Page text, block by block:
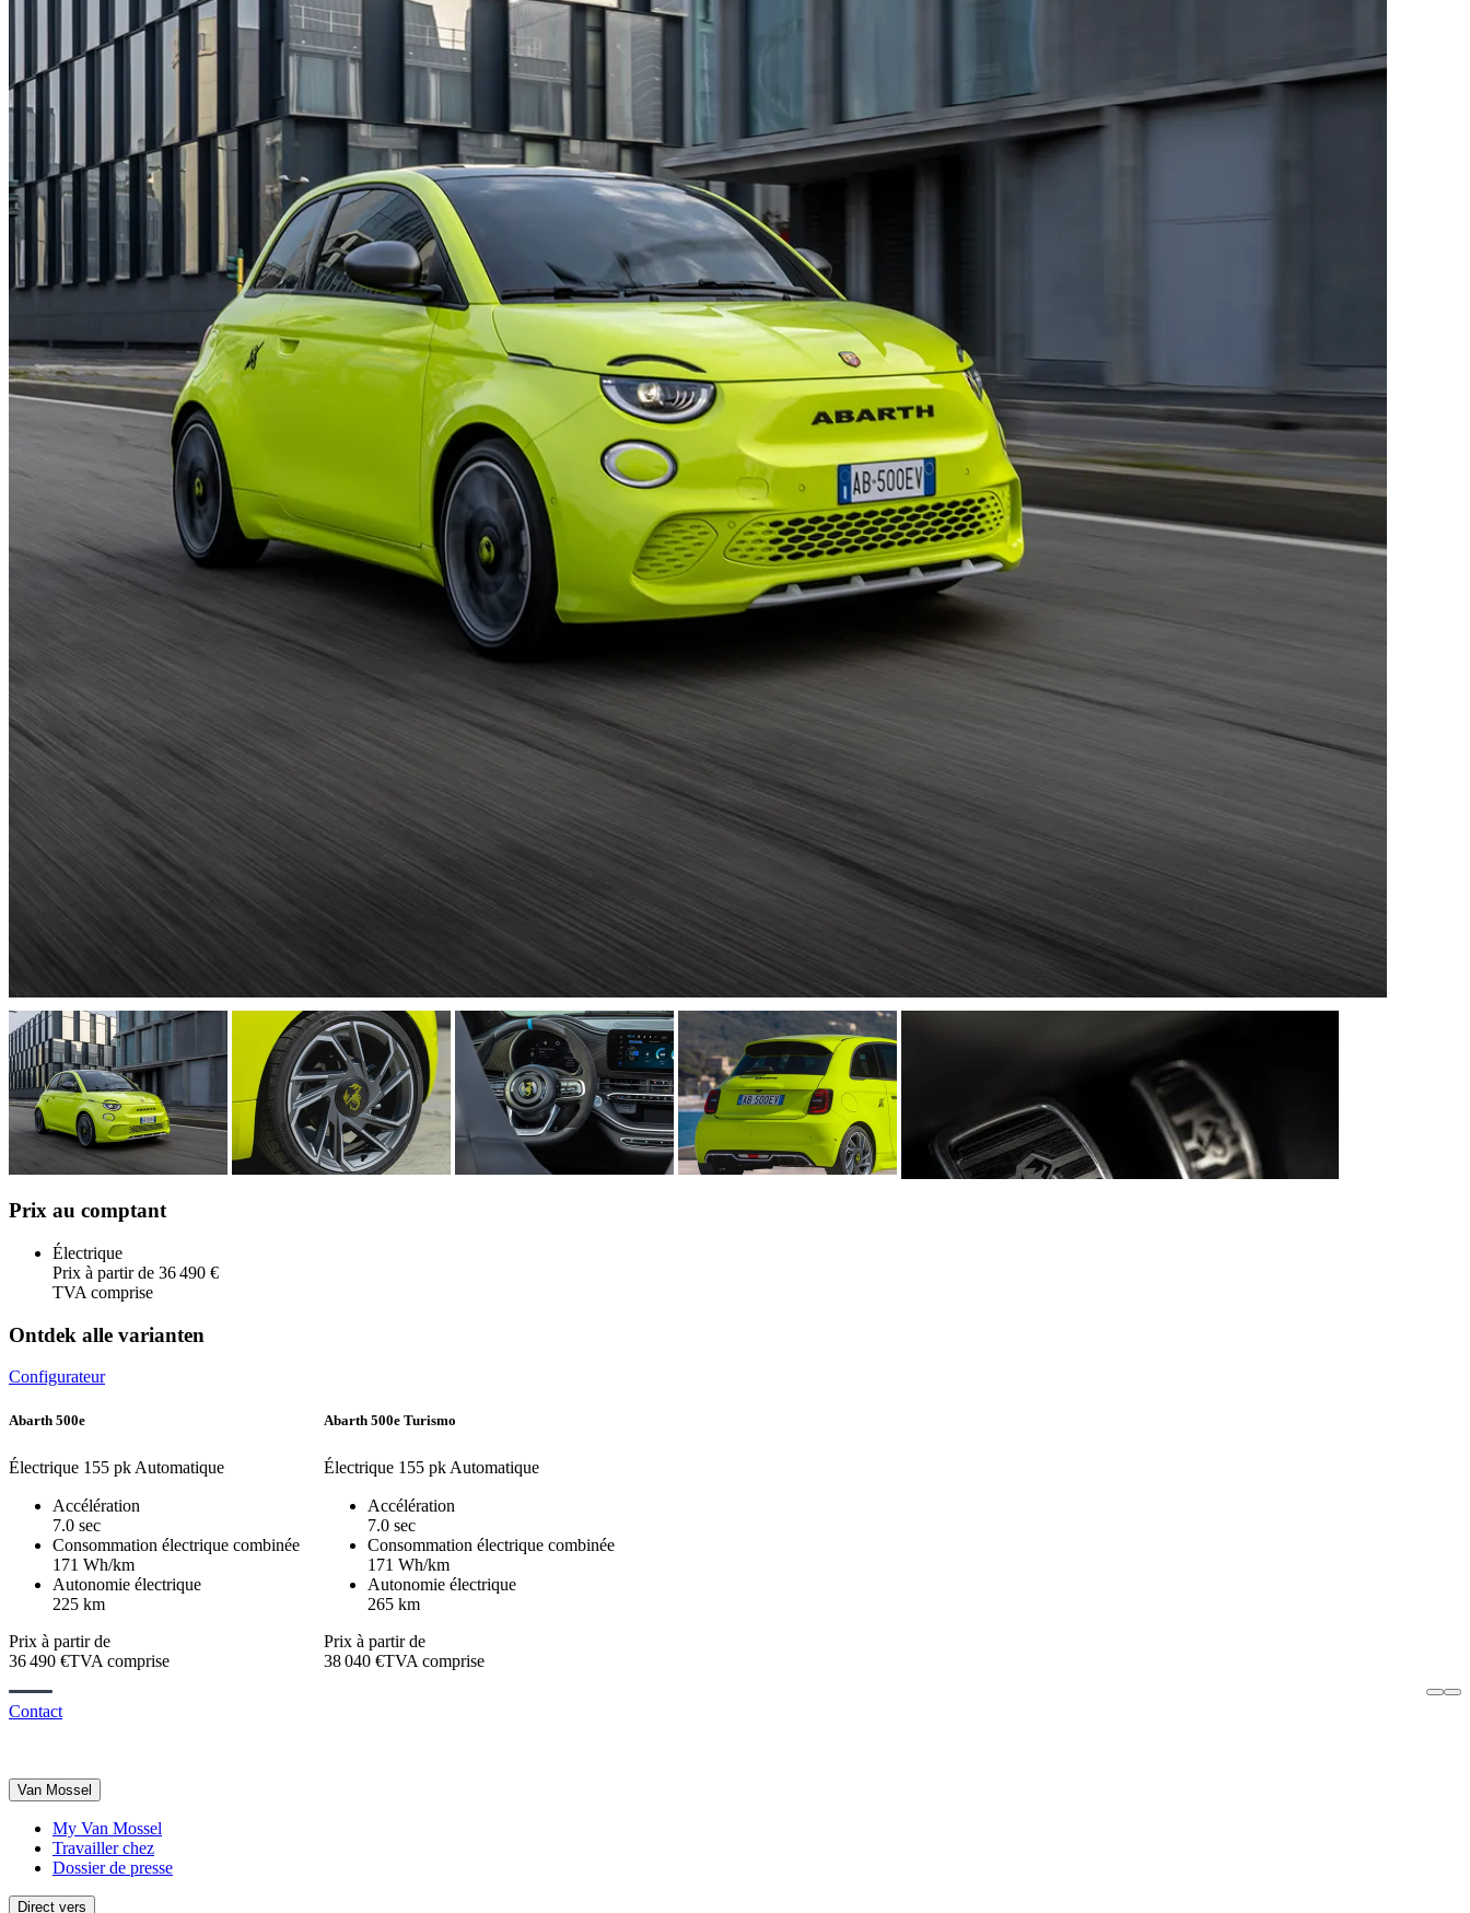
Prix au comptant
Électrique
Prix à partir de 36 490 €
TVA comprise
Ontdek alle varianten
Configurateur
Abarth 500e
Électrique 155 pk Automatique
Accélération
7.0 sec
Consommation électrique combinée
171 Wh/km
Autonomie électrique
225 km
Prix à partir de
36 490 €TVA comprise
Abarth 500e Turismo
Électrique 155 pk Automatique
Accélération
7.0 sec
Consommation électrique combinée
171 Wh/km
Autonomie électrique
265 km
Prix à partir de
38 040 €TVA comprise
Contact
Van Mossel
My Van Mossel
Travailler chez
Dossier de presse
Direct vers